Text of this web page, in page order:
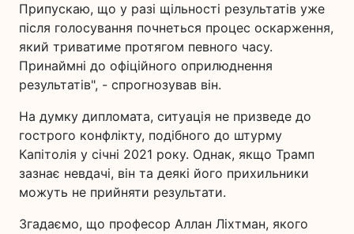
Припускаю, що у разі щільності результатів уже
після голосування почнеться процес оскарження,
який триватиме протягом певного часу.
Принаймні до офіційного оприлюднення
результатів", - спрогнозував він.
На думку дипломата, ситуація не призведе до
гострого конфлікту, подібного до штурму
Капітолія у січні 2021 року. Однак, якщо Трамп
зазнає невдачі, він та деякі його прихильники
можуть не прийняти результати.
Згадаємо, що професор Аллан Ліхтман, якого